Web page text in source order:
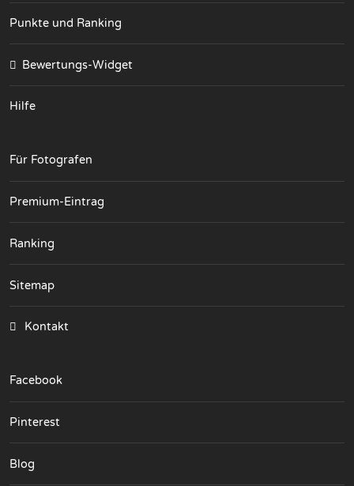
Punkte und Ranking
Bewertungs-Widget
Hilfe
Für Fotografen
Premium-Eintrag
Ranking
Sitemap
Kontakt
Facebook
Pinterest
Blog